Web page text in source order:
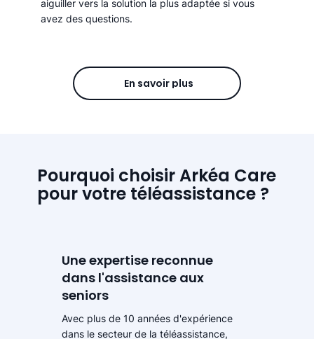
aiguiller vers la solution la plus adaptée si vous
avez des questions.
En savoir plus
Pourquoi choisir Arkéa Care
pour votre téléassistance ?
Une expertise reconnue
dans l'assistance aux
seniors
Avec plus de 10 années d'expérience
dans le secteur de la téléassistance,